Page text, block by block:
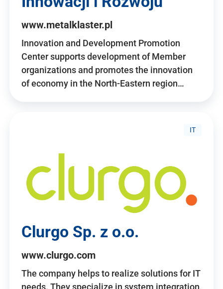
www.metalklaster.pl
Innovation and Development Promotion
Center supports development of Member
organizations and promotes the innovation
of economy in the North-Eastern region…
IT
Clurgo Sp. z o.o.
www.clurgo.com
The company helps to realize solutions for IT